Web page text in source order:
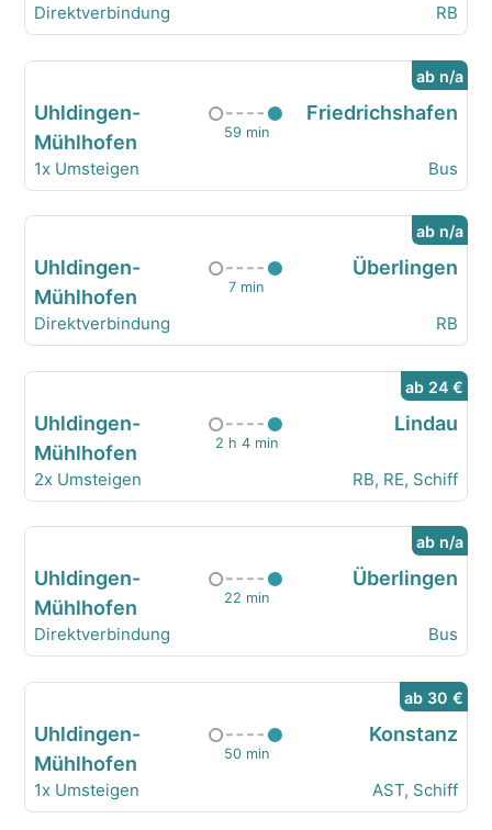
Direktverbindung RB
ab n/a
Uhldingen-
Mühlhofen
59 min
Friedrichshafen
1x Umsteigen Bus
ab n/a
Uhldingen-
Mühlhofen
7 min
Überlingen
Direktverbindung RB
ab 24 €
Uhldingen-
Mühlhofen
2 h 4 min
Lindau
2x Umsteigen RB, RE, Schiff
ab n/a
Uhldingen-
Mühlhofen
22 min
Überlingen
Direktverbindung Bus
ab 30 €
Uhldingen-
Mühlhofen
50 min
Konstanz
1x Umsteigen AST, Schiff